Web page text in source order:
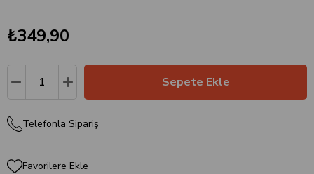
₺349,90
Telefonla Sipariş
Favorilere Ekle